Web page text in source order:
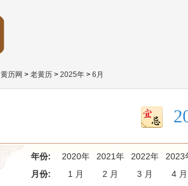
黄历网 > 老黄历 > 2025年 > 6月
年份: 2020年 2021年 2022年 2023
月份:
1 月 2 月 3 月 4 月